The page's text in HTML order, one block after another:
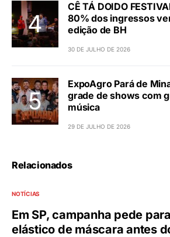
CÊ TÁ DOIDO
80% dos ingressos
edição de BH
30 DE JULHO DE 2026
ExpoAgro Pará de
grade de shows com
música
29 DE JULHO DE 2026
Relacionados
NOTÍCIAS
Em SP, campanha pede
elástico de máscara antes